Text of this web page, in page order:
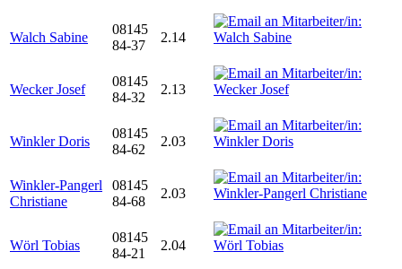
Walch Sabine
08145
84-37
2.14
Wecker Josef
08145
84-32
2.13
Winkler Doris
08145
84-62
2.03
Winkler-Pangerl
Christiane
08145
84-68
2.03
Wörl Tobias
08145
84-21
2.04